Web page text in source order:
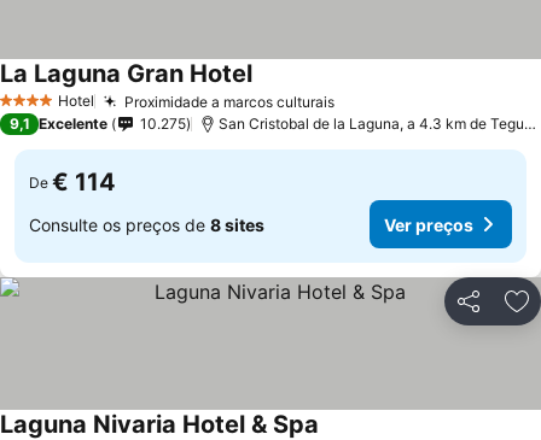
4 EstrelasHotel Proximidade a marcos culturais
La Laguna Gran Hotel
9,1 Excelente 10.275 San Cristobal de la Laguna, a 4.3 km de Tegueste
De € 114
Consulte os preços de 8 sites Ver preços
Partilhar
Laguna Nivaria Hotel & Spa